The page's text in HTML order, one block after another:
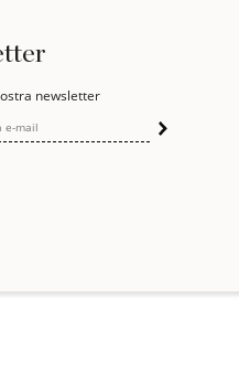
newsletter